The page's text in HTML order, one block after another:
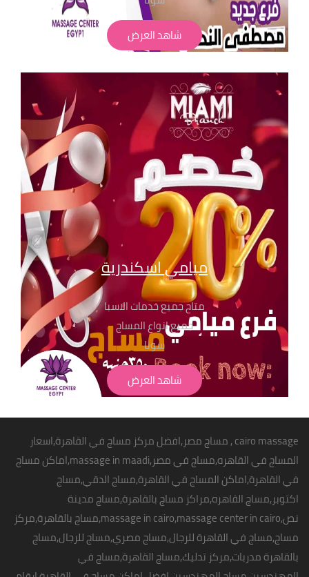
حمام مغربي بجميع انواعة
لابد من حجز مسبق
الاسعار تبدا من 350 ج
" تطبق الشروط و الاحكام" للحجز والاستفسار
بفروع مساج سنتر ايجيبت : 01068302600
01211115701
01099773147
01116550039
01050846816
شاهد العرض
ميامي اسكندرية
متاح جميع خدمات الاسبا
جميع انواع المساج
سونا
حمام مغربي بجميع انواعة
لابد من حجز مسبق
الاسعار تبدا من 350 ج
" تطبق الشروط و الاحكام" للحجز والاستفسار
بفروع مساج سنتر ايجيبت : 01068302600
01211115701
01099773147
01116550039
01050846816
شاهد العرض
cairo massage
,مساج مصر,افضل مركز مساج في القاهرة,اسعار
المساج في القاهره,مساج في مصر,massage in maadi,اماكنمساج
في القاهرة,اماكن المساج في القاهرة,مساج الدقي,مساج
اكتوبر,مساج القاهره,مراكز مساج بالقاهرة,مساج مدينة
نص,massage in cairo,massage center in cairo,مساج بالقاهرة,مركز
مساج,مساج في القاهرة للرجال,مساج مصري,مساج للرجال,مساج
بالقاهرة مدربات,مركز تدليك,مساج القاهرة,مساج في